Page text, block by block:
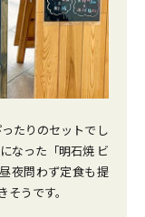
たりのセットでし
なった「明石焼 ビ
夜問わず定食も提
うです。